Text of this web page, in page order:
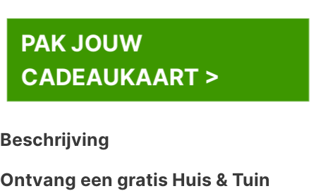
PAK JOUW
CADEAUKAART >
Beschrijving
Ontvang een gratis Huis & Tuin